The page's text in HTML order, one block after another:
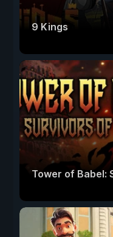
9 Kings
Tower of Babel: